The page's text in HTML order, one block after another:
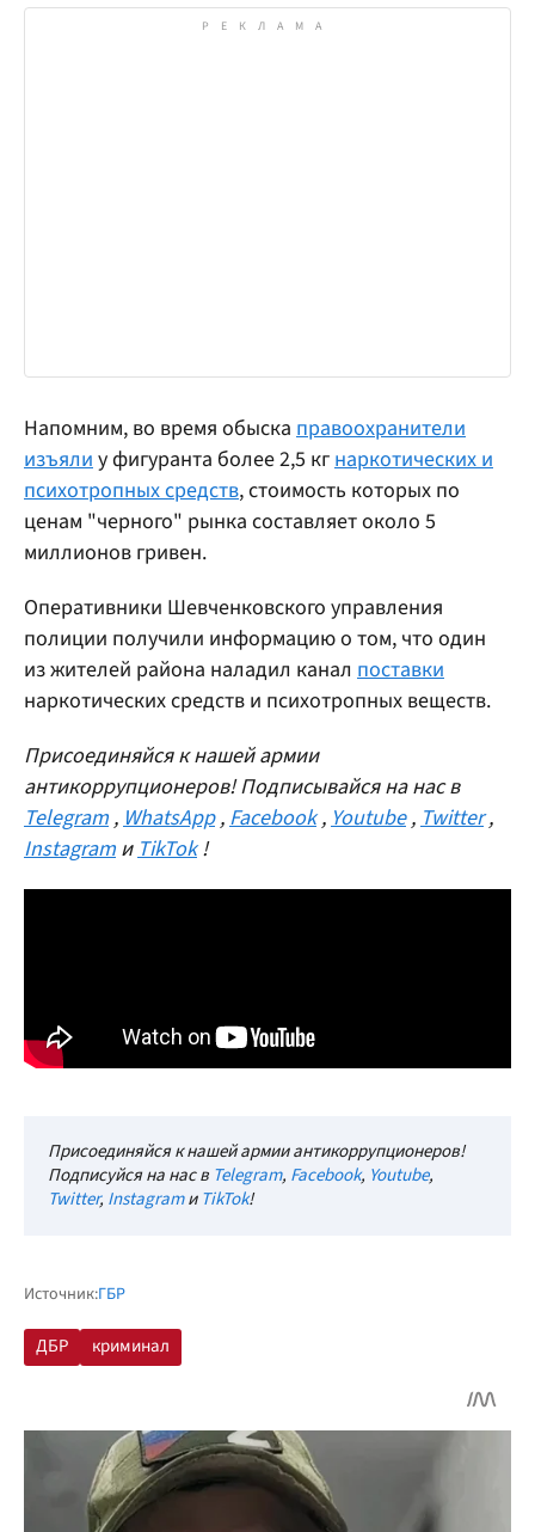
Напомним, во время обыска правоохранители
изъялиу фигуранта более 2,5 кгнаркотических и
психотропных средств, стоимость которых по
ценам "черного" рынка составляет около 5
миллионов гривен.
Оперативники Шевченковского управления
полиции получили информацию о том, что один
из жителей района наладил канал поставки
наркотических средств и психотропных веществ.
Присоединяйся к нашей армии
антикоррупционеров! Подписывайся на нас в
Telegram ,WhatsApp ,Facebook ,Youtube ,Twitter ,
Instagram иTikTok !
Присоединяйся к нашей армии антикоррупционеров!
Подписуйся на нас в Telegram, Facebook, Youtube,
Twitter, InstagramиTikTok!
Источник:ГБР
ДБР криминал